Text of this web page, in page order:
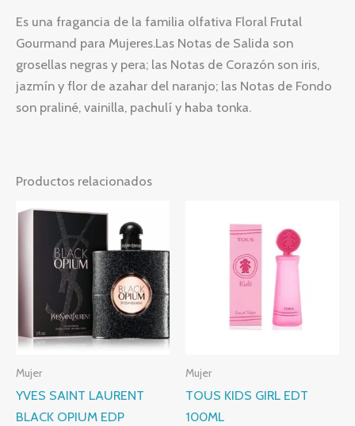
Es una fragancia de la familia olfativa Floral Frutal
Gourmand para Mujeres.Las Notas de Salida son
grosellas negras y pera; las Notas de Corazón son iris,
jazmín y flor de azahar del naranjo; las Notas de Fondo
son praliné, vainilla, pachulí y haba tonka.
Productos relacionados
Mujer
YVES SAINT LAURENT
BLACK OPIUM EDP
Mujer
TOUS KIDS GIRL EDT
100ML